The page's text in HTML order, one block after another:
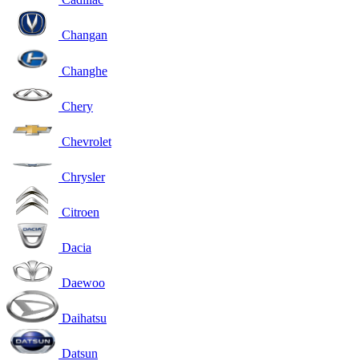
Changan
Changhe
Chery
Chevrolet
Chrysler
Citroen
Dacia
Daewoo
Daihatsu
Datsun